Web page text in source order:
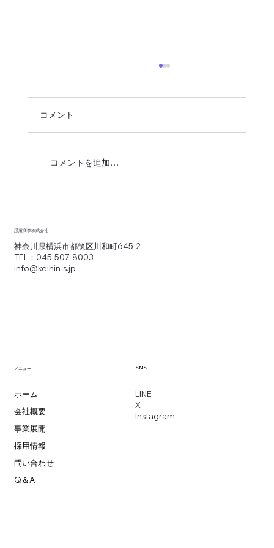
コメント
コメントを追加…
渓濱商事株式会社
神奈川県横浜市都筑区川和町645-2
TEL：045-507-8003
info@keihin-s.jp
メニュー
ホーム
会社概要
事業展開
採用情報
問い合わせ
Q＆A
​LINE
X
​Instagram
SNS